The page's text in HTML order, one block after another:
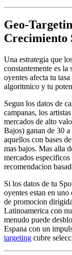
Geo-
Crecimiento
Una estrategia que
constantemente es
oyentes afecta tu
algoritmico y tu
Segun los datos de
campanas, los
mercados de alto
Bajos) ganan de 30
aquellos con bases
mas bajos. Mas alla
mercados
recomendacion
Si los datos de tu
oyentes estan en uno
de promocion
Latinoamerica con
menudo puede
Espana con un
targeting cubre